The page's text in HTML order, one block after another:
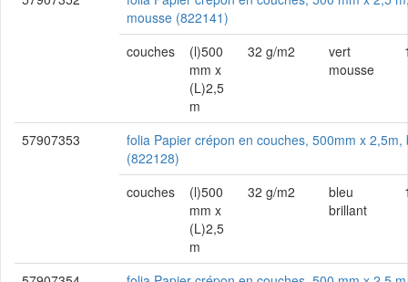
mousse (822141)
couches
(l)500
mm x
(L)2,5
m
32 g/m2
vert
mousse
57907353
folia Papier crépon en couches, 500mm x 2,5m,
(822128)
couches
(l)500
mm x
(L)2,5
m
32 g/m2
bleu
brillant